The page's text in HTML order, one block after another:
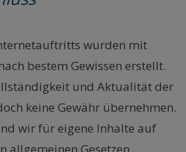
wurden mit
bestem Gewissen erstellt.
und Aktualität der
keine Gewähr übernehmen.
wir für eigene Inhalte auf